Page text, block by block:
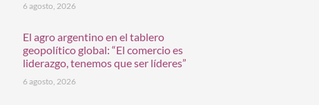
6 agosto, 2026
El agro argentino en el tablero
geopolítico global: “El comercio es
liderazgo, tenemos que ser líderes”
6 agosto, 2026